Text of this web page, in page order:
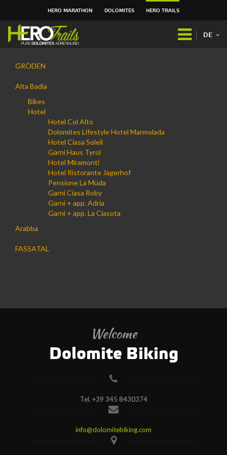
HERO MARATHON DOLOMITES HERO TRAILS
DE
GRÖDEN
Alta Badia
Bikes
Hotel
Hotel Col Alto
Dolomites Lifestyle Hotel Marmolada
Hotel Ciasa Soleil
Garni Haus Tyrol
Hotel Miramonti
Hotel Ristorante Jägerhof
Pensione La Müda
Garni Ciasa Roby
Garni + app. Adria
Garni + app. La Ciasota
Arabba
FASSATAL
Welcome
Dolomite Biking
Tel. +39 345 8430374
info@dolomitebiking.com